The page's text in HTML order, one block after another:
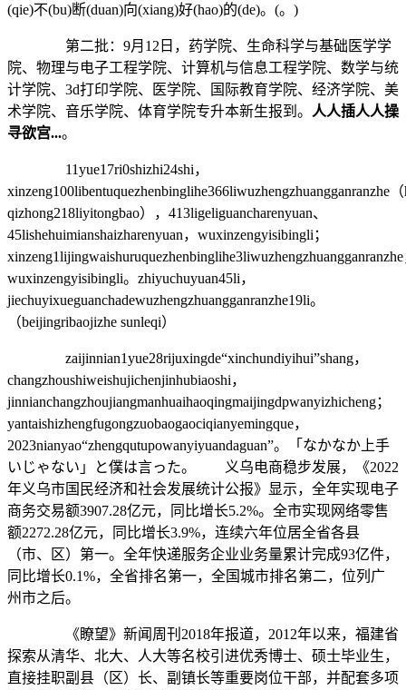
(qie)不(bu)断(duan)向(xiang)好(hao)的(de)。(。)
第二批：9月12日，药学院、生命科学与基础医学学
院、物理与电子工程学院、计算机与信息工程学院、数学与统
计学院、3d打印学院、医学院、国际教育学院、经济学院、美
术学院、音乐学院、体育学院专升本新生报到。 人人插人人操
寻欲宫...。
11yue17ri0shizhi24shi，
xinzeng100libentuquezhenbinglihe366liwuzhengzhuangganranzhe
qizhong218liyitongbao），413ligeliguancharenyuan、
45lishehuimianshaizharenyuan，wuxinzengyisibingli；
wuxinzengyisibingli。zhiyuchuyuan45li，
jiechuyixueguanchadewuzhengzhuangganranzhe19li。
（beijingribaojizhe sunleqi）
zaijinnian1yue28rijuxingde“xinchundiyihui”shang，
changzhoushiweishujichenjinhubiaoshi，
jinnianchangzhoujiangmanhuaihaoqingmaijingdpwanyizhicheng；
yantaishizhengfugongzuobaogaociqianyemingque，
2023nianyao“zhengqutupowanyiyuandaguan”。「なかなか上手
いじゃない」と僕は言った。 义乌电商稳步发展，《2022
年义乌市国民经济和社会发展统计公报》显示，全年实现电子
商务交易额3907.28亿元，同比增长5.2%。全市实现网络零售
额2272.28亿元，同比增长3.9%，连续六年位居全省各县
（市、区）第一。全年快递服务企业业务量累计完成93亿件，
同比增长0.1%，全省排名第一，全国城市排名第二，位列广
州市之后。
《瞭望》新闻周刊2018年报道，2012年以来，福建省
探索从清华、北大、人大等名校引进优秀博士、硕士毕业生，
直接挂职副县（区）长、副镇长等重要岗位干部，并配套多项